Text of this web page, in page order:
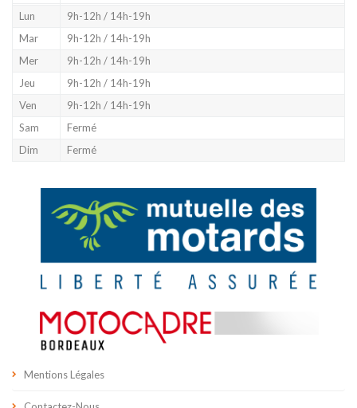
Lun
9h-12h / 14h-19h
Mar
9h-12h / 14h-19h
Mer
9h-12h / 14h-19h
Jeu
9h-12h / 14h-19h
Ven
9h-12h / 14h-19h
Sam
Fermé
Dim
Fermé
Mentions Légales